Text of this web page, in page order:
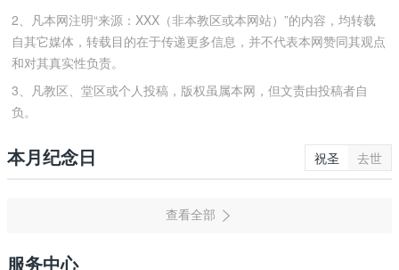
2、凡本网注明“来源：XXX（非本教区或本网站）”的内容，均转载
自其它媒体，转载目的在于传递更多信息，并不代表本网赞同其观点
和对其真实性负责。
3、凡教区、堂区或个人投稿，版权虽属本网，但文责由投稿者自
负。
本月纪念日 祝圣 去世
服务中心